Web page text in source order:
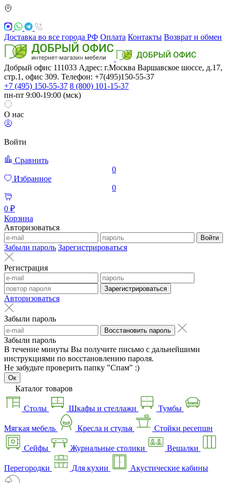
Доставка во все города РФ Оплата Контакты Возврат и обмен
Добрый офис 111033 Адрес: г.Москва Варшавское шоссе, д.17,
стр.1, офис 309. Телефон: +7(495)150-55-37
+7 (495) 150-55-37 8 (800) 101-15-37
пн-пт 9:00-19:00 (мск)
О нас
Войти
Сравнить
0
Избранное
0
0 ₽
Корзина
Авторизоваться
Войти
Забыли пароль Зарегистрироваться
Регистрация
Зарегистрироваться
Авторизоваться
Забыли пароль
Восстановить пароль
Забыли пароль
В течение минуты Вы получите письмо с дальнейшими
инструкциями по восстановлению пароля.
Не забудьте проверить папку "Спам" :)
Ок
Каталог товаров
Столы Шкафы и стеллажи Тумбы
Мягкая мебель Кресла и стулья Стойки ресепшн
Сейфы Журнальные столики Вешалки
Перегородки Для кухни Акустические кабины